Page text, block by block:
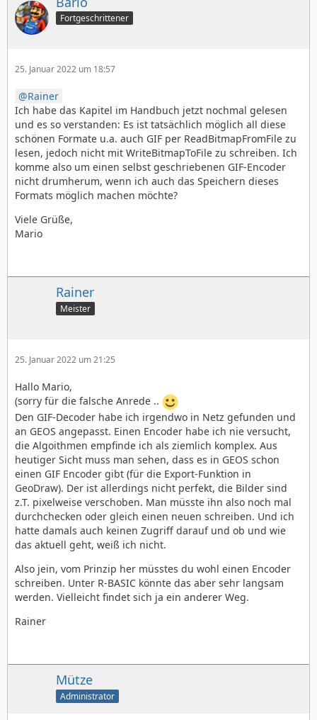
Fortgeschrittener
25. Januar 2022 um 18:57
Rainer
Ich habe das Kapitel im Handbuch jetzt nochmal gelesen
und es so verstanden: Es ist tatsächlich möglich all diese
schönen Formate u.a. auch GIF per ReadBitmapFromFile zu
lesen, jedoch nicht mit WriteBitmapToFile zu schreiben. Ich
komme also um einen selbst geschriebenen GIF-Encoder
nicht drumherum, wenn ich auch das Speichern dieses
Formats möglich machen möchte?
Viele Grüße,
Mario
Rainer
Meister
25. Januar 2022 um 21:25
Hallo Mario,
(sorry für die falsche Anrede ..
Den GIF-Decoder habe ich irgendwo in Netz gefunden und
an GEOS angepasst. Einen Encoder habe ich nie versucht,
die Algoithmen empfinde ich als ziemlich komplex. Aus
heutiger Sicht muss man sehen, dass es in GEOS schon
einen GIF Encoder gibt (für die Export-Funktion in
GeoDraw). Der ist allerdings nicht perfekt, die Bilder sind
z.T. pixelweise verschoben. Man müsste ihn also noch mal
durchchecken oder gleich einen neuen schreiben. Und ich
hatte damals auch keinen Zugriff darauf und ob und wie
das aktuell geht, weiß ich nicht.
Also jein, vom Prinzip her müsstes du wohl einen Encoder
schreiben. Unter R-BASIC könnte das aber sehr langsam
werden. Vielleicht findet sich ja ein anderer Weg.
Rainer
Mütze
Administrator